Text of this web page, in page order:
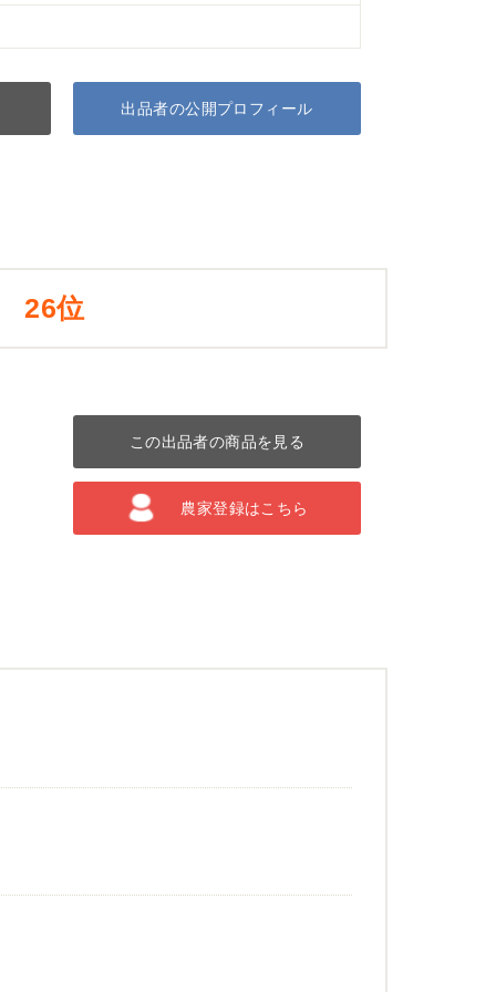
出品者の公開プロフィール
26位
この出品者の商品を見る
農家登録はこちら